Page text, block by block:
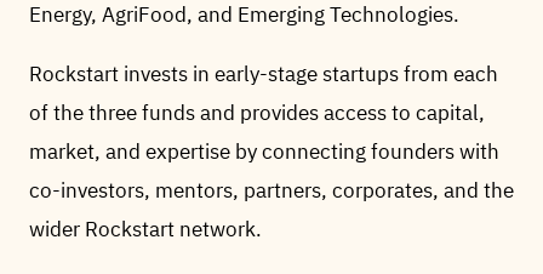
Energy, AgriFood, and Emerging Technologies.
Rockstart invests in early-stage startups from each
of the three funds and provides access to capital,
market, and expertise by connecting founders with
co-investors, mentors, partners, corporates, and the
wider Rockstart network.